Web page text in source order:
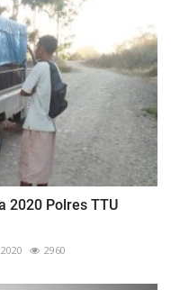
2020 Polres TTU
2960